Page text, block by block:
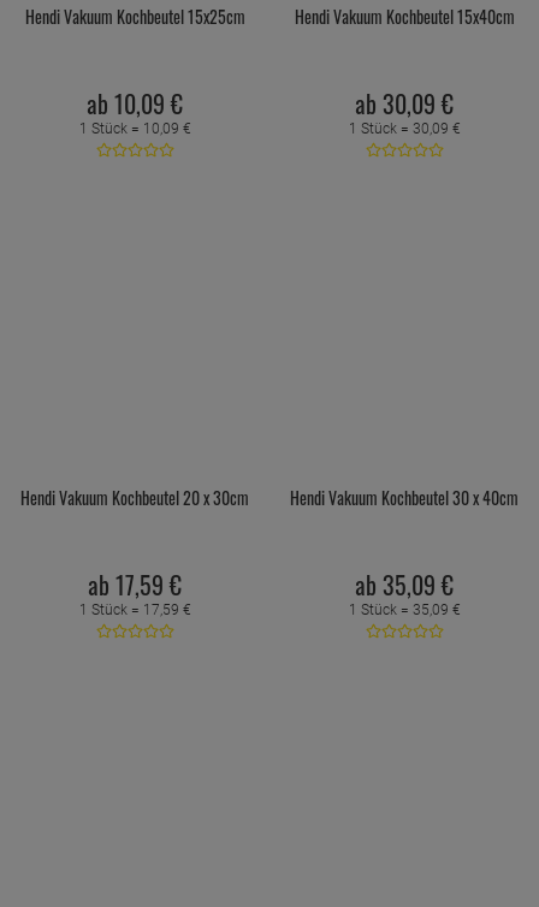
Hendi Vakuum Kochbeutel 15x25cm
ab 10,09 €
1 Stück = 10,09 €
Hendi Vakuum Kochbeutel 15x40cm
ab 30,09 €
1 Stück = 30,09 €
Hendi Vakuum Kochbeutel 20 x 30cm
ab 17,59 €
1 Stück = 17,59 €
Hendi Vakuum Kochbeutel 30 x 40cm
ab 35,09 €
1 Stück = 35,09 €